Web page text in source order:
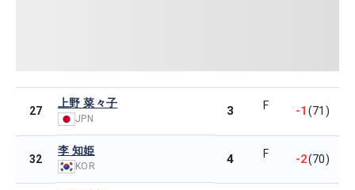
27
上野 菜々子
JPN
3 F -1(71)
32
李 知姫
KOR 4 F -2(70)